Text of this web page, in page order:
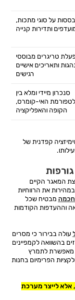
על סוגי מתכות,
ותדירות קנייה
טריגרים מבוססי
ותאריכים אישיים
רגישים
סנכרון מיידי ומלא בין
האי-קומרס,
הקופה והאפליקציה
קפדנית של
המאגר הקיים
את הרווחיות
מבטיח שכל
וההעדפות הקודמות
עולה בבירור כי מסרים
בהשוואה לקמפיינים
מאפשרת לתמרץ
הפרימיום בחנות
אלא לייצר מערכת